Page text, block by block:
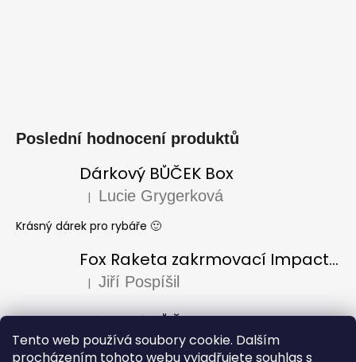
Tento web používá soubory cookie. Dalším
procházením tohoto webu vyjadřujete souhlas s
Poslední hodnocení produktů
Dárkový BŮČEK Box
Hodnocení produktu je 5 z 5 hvězdiček.
| Lucie Grygerková
Krásný dárek pro rybáře 🙂
Fox Raketa zakrmovací Impact Spod
Hodnocení produktu je 5 z 5 hvězdiček.
| Jiří Pospíšil
Dárkový BŮČEK Box
Hodnocení produktu je 5 z 5 hvězdiček.
| Laura Varadi